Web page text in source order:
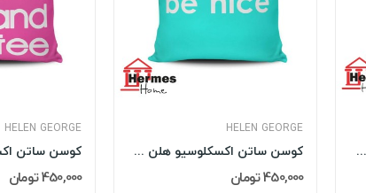
کوسن ساتن اکسکلوسیو هلن جورج HELEN GEORGE مدل:...
HELEN GEORGE
کوسن ساتن اکسکلوسیو هلن جورج HELEN GEORGE مدل:...
450,000 تومان
HELEN GEORGE
450,000 تومان